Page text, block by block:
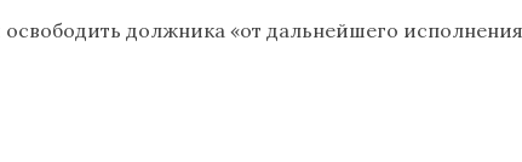
должника «от дальнейшего